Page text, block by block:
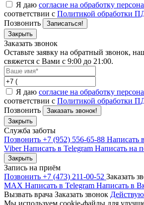
Я даю согласие на обработку
соответствии с Политикой обработки
Позвонить
Записаться!
Закрыть
Заказать звонок
Оставьте заявку на обратный звонок,
свяжется с Вами с 9:00 до 21:00.
Я даю согласие на обработку
соответствии с Политикой обработки
Позвонить
Заказать звонок!
Закрыть
Служба заботы
Позвонить +7 (952) 556-65-88 Написать
ViberНаписать в Telegram Написать на
Закрыть
Запись на приём
Позвонить +7 (473) 211-00-52 Заказать
MAX Написать в Telegram Написать в
Вызвать врача Заказать звонок
Мы используем cookie-файлы для